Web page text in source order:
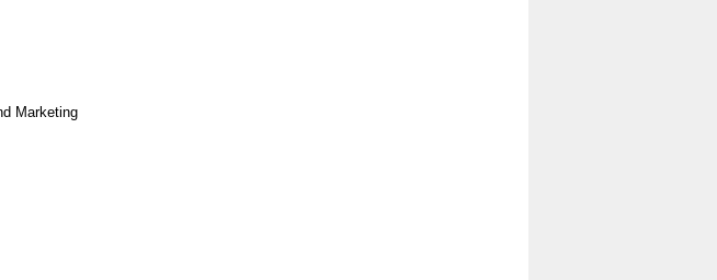
Marketing